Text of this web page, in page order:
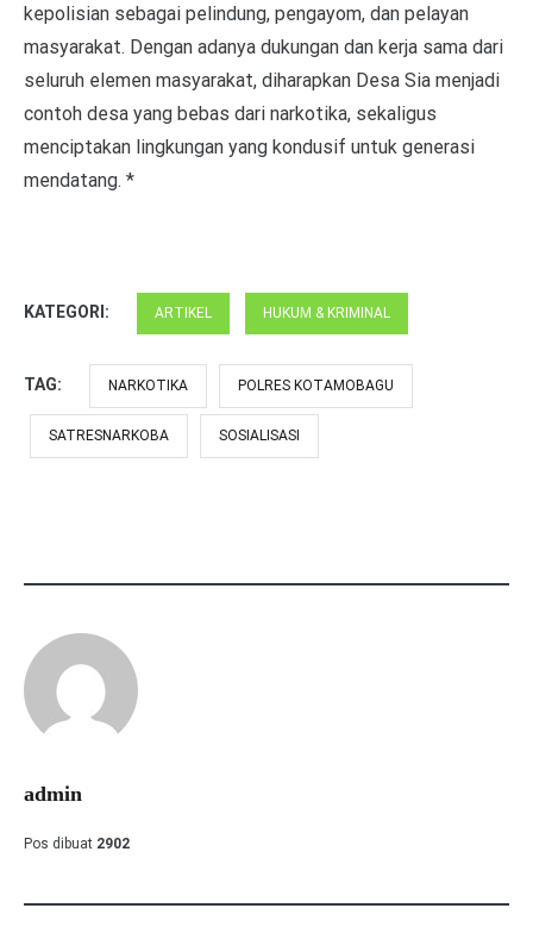
kepolisian sebagai pelindung, pengayom, dan pelayan
masyarakat. Dengan adanya dukungan dan kerja sama dari
seluruh elemen masyarakat, diharapkan Desa Sia menjadi
contoh desa yang bebas dari narkotika, sekaligus
menciptakan lingkungan yang kondusif untuk generasi
mendatang. *
KATEGORI: ARTIKEL HUKUM & KRIMINAL
TAG: NARKOTIKA POLRES KOTAMOBAGU
SATRESNARKOBA SOSIALISASI
admin
Pos dibuat 2902